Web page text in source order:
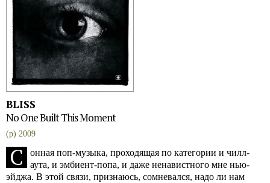
BLISS
No One Built This Moment
(p) 2009
С
онная поп-музыка, проходящая по категории и чилл-
аута, и эмбиент-попа, и даже ненавистного мне нью-
эйджа. В этой связи, признаюсь, сомневался, надо ли нам